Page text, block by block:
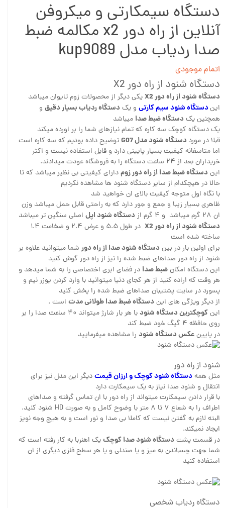
دستگاه سیمکارتی و میکروفن
آنلاین از راه دور x2 مکالمه ضبط
صدا ردیاب مدل kup9089
اتمام موجودی
دستگاه شنود از راه دور X2
دستگاه شنود از راه دور X2
یکی دیگر از محصولات زوم تایوان میباشد
ایندستگاه شنود سیم کارتی و یک دستگاه ردیاب بسیار دقیق و
همچنین یک دستگاه ضبط صدا میباشد
یک دستگاه کوچک سه کاره که تمام نیازهای شما را بر اورده میکند
قبلا در مورد دستگاه شنود مدل G07
توضیح داده بودیم که سه کاره است
اما متاسفانه کیفیت بسیار پایینی دارد و قابل استفاده نیست و اکثر
خریداران بعد از ۲۴ ساعت دستگاه را به فروشگاه عودت میدادند.
این دستگاه ضبط صدا از راه دور زومدارای کیفیتی بی نظیر میباشد که تا
حالا در هیچکدام از سایر دستگاه شنود ها مشاهده نکردیم
با نگاه اول متوجه کیفیت بالای ان خواهید شد
ظاهری بسیار زیبا و جمع و جور دارد که به راحتی قابل حمل میباشد وزن
ان ۲۸ گرم میباشد و ۴ گرم از
دستگاه شنود اپل اصلی سنگین تر میباشد
دستگاه شنود از راه دور X2
در طول ۵.۵ و عرض ۲.۴ و ضخامت ۱.۴
ساخته شده است
برای اولین بار در بین دستگاه شنود صدا از راه دور شما میتوانید علاوه بر
شنود از راه دور صداهای ضبط شده را نیز از راه دور گوش کنید
این دستگاه امکانضبط صدا در فضای ابری اختصاصی را به شما میدهد و
هر وقت که اراده کنید از هر کجای دنیا میتوانید با وارد کردن یوزر نیم و
پسورد در سایت پشتیبان صداهای ضبط شده را پخش کنید
از دیگر ویژگی های این دستگاه ضبط صدا طولانی مدت است .
اینکوچکترین دستگاه شنود
با هر بار شارژ میتواند ۴۰ ساعت صدا را بر
روی حافظه ۴ گیگ خود ضبط کند
در پایینعکس دستگاه شنود را مشاهده میفرمایید
شنود از راه دور
مثل همهدستگاه شنود کوچک و ارزان قیمتدیگر این مدل نیز برای
انتقال و شنود صدا نیاز به یک سیمکارت دارد
با قرار دادن سیمکارت میتواند از راه دور با ان تماس گرفته و صداهای
اطراف را به شعاع ۷ تا ۸ متر با وضوح کامل و به صورت HD شنود کنید.
البته لازم به گفتن نیست که کاملا بی صدا و نور است و به هیچ وجه نویز
ایجاد نمیکند.
در قسمت پشت دستگاه شنود صدا کوچکیک اهنربا به کار رفته است که
شما جهت چسباندن به میز و یا صندلی و یا هر سطح فلزی دیگری از ان
استفاده کنید
دستگاه ردیاب شخصی